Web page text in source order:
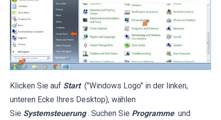
Klicken Sie auf Start ("Windows Logo" in der linken,
unteren Ecke Ihres Desktop), wählen
Sie Systemsteuerung . Suchen Sie Programme und